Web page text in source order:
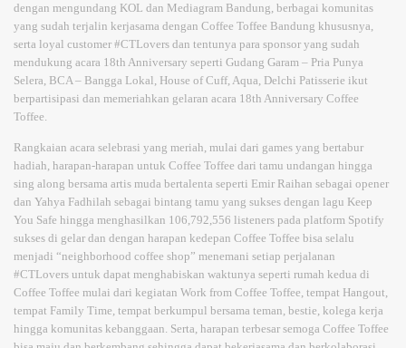
dengan mengundang KOL dan Mediagram Bandung, berbagai komunitas
yang sudah terjalin kerjasama dengan Coffee Toffee Bandung khususnya,
serta loyal customer #CTLovers dan tentunya para sponsor yang sudah
mendukung acara 18th Anniversary seperti Gudang Garam – Pria Punya
Selera, BCA – Bangga Lokal, House of Cuff, Aqua, Delchi Patisserie ikut
berpartisipasi dan memeriahkan gelaran acara 18th Anniversary Coffee
Toffee.
Rangkaian acara selebrasi yang meriah, mulai dari games yang bertabur
hadiah, harapan-harapan untuk Coffee Toffee dari tamu undangan hingga
sing along bersama artis muda bertalenta seperti Emir Raihan sebagai opener
dan Yahya Fadhilah sebagai bintang tamu yang sukses dengan lagu Keep
You Safe hingga menghasilkan 106,792,556 listeners pada platform Spotify
sukses di gelar dan dengan harapan kedepan Coffee Toffee bisa selalu
menjadi “neighborhood coffee shop” menemani setiap perjalanan
#CTLovers untuk dapat menghabiskan waktunya seperti rumah kedua di
Coffee Toffee mulai dari kegiatan Work from Coffee Toffee, tempat Hangout,
tempat Family Time, tempat berkumpul bersama teman, bestie, kolega kerja
hingga komunitas kebanggaan. Serta, harapan terbesar semoga Coffee Toffee